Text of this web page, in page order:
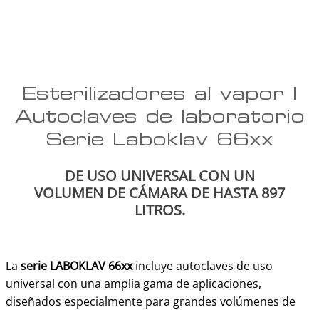
Esterilizadores al vapor |
Autoclaves de laboratorio
Serie Laboklav 66xx
DE USO UNIVERSAL CON UN
VOLUMEN DE CÁMARA DE HASTA 897
LITROS.
La serie LABOKLAV 66xxincluye autoclaves de uso
universal con una amplia gama de aplicaciones,
diseñados especialmente para grandes volúmenes de